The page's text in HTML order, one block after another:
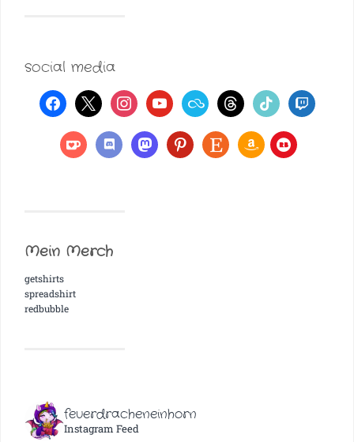
social media
Mein Merch
getshirts
spreadshirt
redbubble
feuerdracheneinhorn
Instagram Feed